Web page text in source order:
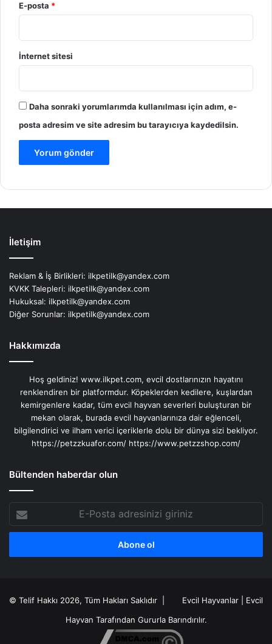
E-posta *
İnternet sitesi
Daha sonraki yorumlarımda kullanılması için adım, e-
posta adresim ve site adresim bu tarayıcıya kaydedilsin.
İletişim
Reklam & İş Birlikleri: ilkpetilk@yandex.com
KVKK Talepleri: ilkpetilk@yandex.com
Hukuksal: ilkpetilk@yandex.com
Diğer Sorunlar: ilkpetilk@yandex.com
Hakkımızda
Hoş geldiniz! www.ilkpet.com, evcil dostlarınızın hayatını
renklendiren bir platformdur. Köpeklerden kedilere, kuşlardan
kemirgenlere kadar, tüm evcil hayvan severleri buluşturan bir
mekan olarak, burada evcil hayvanlarınıza dair eğlenceli,
bilgilendirici ve ilham verici içeriklerle dolu bir dünya sizi bekliyor.
https://petzzkuafor.com/ https://www.petzzshop.com/
Bültenden haberdar olun
E-
Posta
adresinizi
© Telif Hakkı 2026, Tüm Hakları Saklıdır | Evcil Hayvanlar
Evcil
Hayvan Tarafından Gururla Barındırılır.